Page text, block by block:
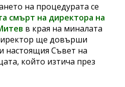
на процедурата се
смърт на директора на
в края на миналата
ще довърши
настоящия Съвет на
който изтича през